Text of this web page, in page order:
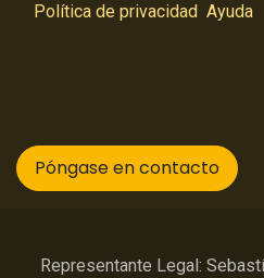
Política de privacidad Ayuda
Póngase en contacto
Representante Legal: